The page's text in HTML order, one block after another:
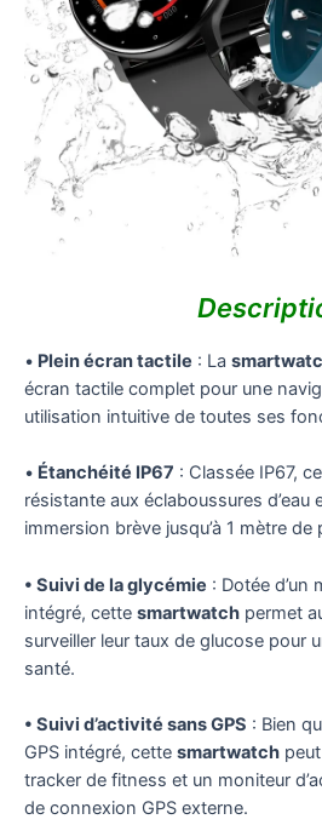
• Plein écran tactile : La
écran tactile complet pour une
utilisation intuitive de toutes ses
• Étanchéité IP67 : Classée IP67,
résistante aux éclaboussures
immersion brève jusqu’à 1 mètre de
• Suivi de la glycémie : Dotée d’un
intégré, cette smartwatch permet
surveiller leur taux de glucose pour
santé.
• Suivi d’activité sans GPS : Bien
GPS intégré, cette smartwatch
tracker de fitness et un moniteur
de connexion GPS externe.